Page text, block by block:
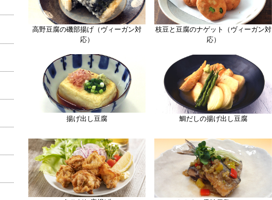
高野豆腐の磯部揚げ（ヴィーガン対
応）
枝豆と豆腐のナゲット（ヴィーガン対
応）
揚げ出し豆腐 鯛だしの揚げ出し豆腐